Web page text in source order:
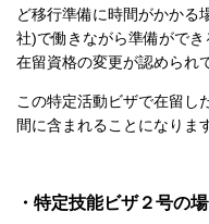
ど移行準備に時間がかかる
社)で働きながら準備がで
在留資格の変更が認められ
この特定活動ビザで在留し
間に含まれることになりま
・特定技能ビザ２号の